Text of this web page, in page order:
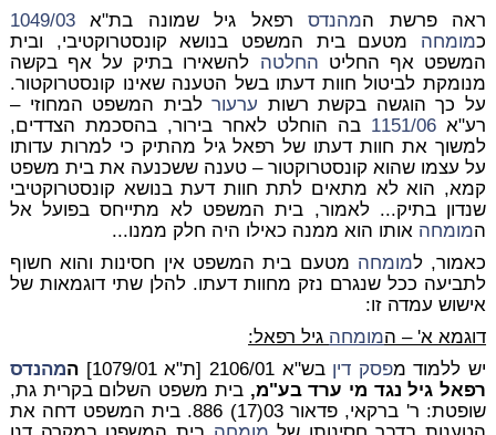
ראה פרשת המהנדסרפאל גיל שמונה בת"א1049/03
כמומחה מטעם בית המשפט בנושא קונסטרוקטיבי, ובית
המשפט אף החליט החלטה להשאירו בתיק על אף בקשה
מנומקת לביטול חוות דעתו בשל הטענה שאינו קונסטרוקטור.
על כך הוגשה בקשת רשות ערעורלבית המשפט המחוזי –
רע"א 1151/06 בה הוחלט לאחר בירור, בהסכמת הצדדים,
למשוך את חוות דעתו של רפאל גיל מהתיק כי למרות עדותו
על עצמו שהוא קונסטרוקטור – טענה ששכנעה את בית משפט
קמא, הוא לא מתאים לתת חוות דעת בנושא קונסטרוקטיבי
שנדון בתיק... לאמור, בית המשפט לא מתייחס בפועל אל
המומחה אותו הוא ממנה כאילו היה חלק ממנו...
כאמור, למומחה מטעם בית המשפט אין חסינות והוא חשוף
לתביעה ככל שנגרם נזק מחוות דעתו. להלן שתי דוגמאות של
אישוש עמדה זו:
דוגמא א' – המומחה גיל רפאל:
יש ללמוד מפסק דין בש"א 2106/01 [ת"א 1079/01] המהנדס
רפאל גיל נגד מי ערד בע"מ,בית משפט השלום בקרית גת,
שופטת: ר' ברקאי, פדאור 03(17) 886. בית המשפט דחה את